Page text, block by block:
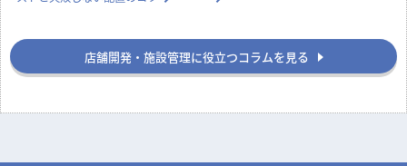
店舗開発・施設管理に役立つコラムを見る